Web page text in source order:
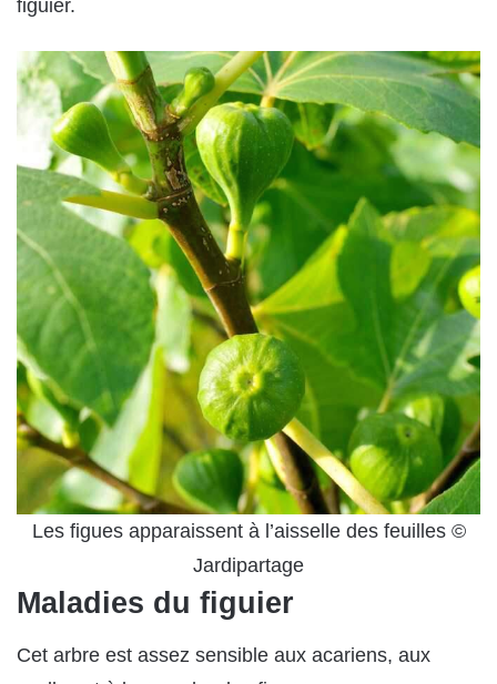
figuier.
Les figues apparaissent à l’aisselle des feuilles ©
Jardipartage
Maladies du figuier
Cet arbre est assez sensible aux acariens, aux